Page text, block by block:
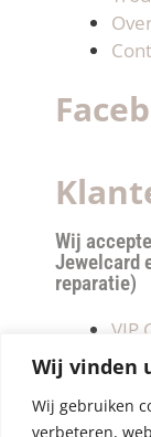
Wij vinden
Wij gebruiken
verbeteren,
Wij
Jewelcard
reparatie)
VIP